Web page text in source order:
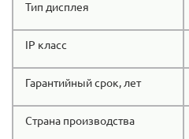
Тип дисплея
IP класс
Гарантийный срок, лет
Страна производства